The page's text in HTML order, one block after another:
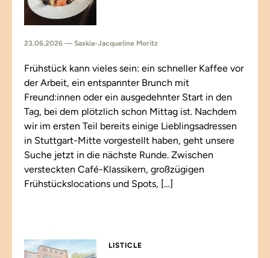
23.06.2026 — Saskia-Jacqueline Moritz
Frühstück kann vieles sein: ein schneller Kaffee vor
der Arbeit, ein entspannter Brunch mit
Freund:innen oder ein ausgedehnter Start in den
Tag, bei dem plötzlich schon Mittag ist. Nachdem
wir im ersten Teil bereits einige Lieblingsadressen
in Stuttgart-Mitte vorgestellt haben, geht unsere
Suche jetzt in die nächste Runde. Zwischen
versteckten Café-Klassikern, großzügigen
Frühstückslocations und Spots, […]
LISTICLE